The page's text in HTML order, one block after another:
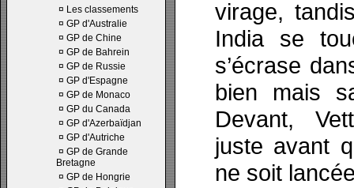
¤ Les classements
¤ GP d'Australie
¤ GP de Chine
¤ GP de Bahrein
¤ GP de Russie
¤ GP d'Espagne
¤ GP de Monaco
¤ GP du Canada
¤ GP d'Azerbaïdjan
¤ GP d'Autriche
¤ GP de Grande
Bretagne
¤ GP de Hongrie
virage,
India se
s’écrase
bien mais
Devant,
juste avant
ne soit